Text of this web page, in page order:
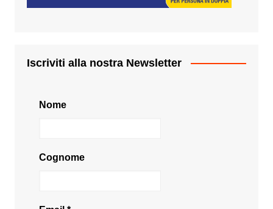
Iscriviti alla nostra Newsletter
Nome
Cognome